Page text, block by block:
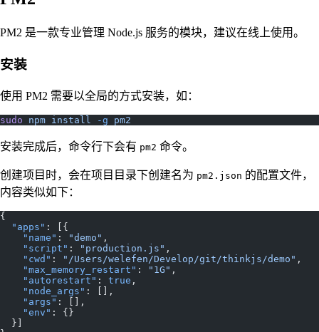
PM2 是一款专业管理 Node.js 服务的模块，建议在线上使用。
安装
使用 PM2 需要以全局的方式安装，如：
sudo npm install -g pm2
安装完成后，命令行下会有 pm2 命令。
创建项目时，会在项目目录下创建名为 pm2.json 的配置文件，
内容类似如下：
{
  "apps"
: [{
    "name"
: "demo" ,
    "script"
: "production.js" ,
    "cwd"
: "/Users/welefen/Develop/git/thinkjs/demo" ,
    "max_memory_restart"
: "1G" ,
    "autorestart"
: true ,
    "node_args"
: [],
    "args"
: [],
    "env"
: {}
  }]